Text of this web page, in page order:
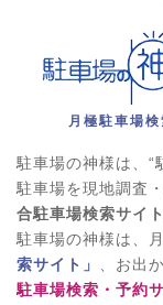
月極駐車場検
駐車場の神様は、“
駐車場を現地調査
合駐車場検索サイト
駐車場の神様は、
索サイト」 、お出
駐車場検索・予約サ